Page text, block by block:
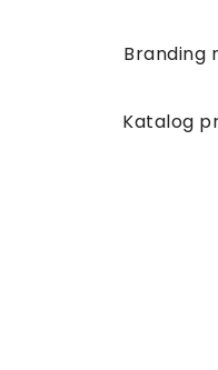
Branding
Katalog